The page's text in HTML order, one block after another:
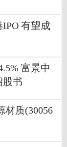
有望成
富景中
股书
材质(30056